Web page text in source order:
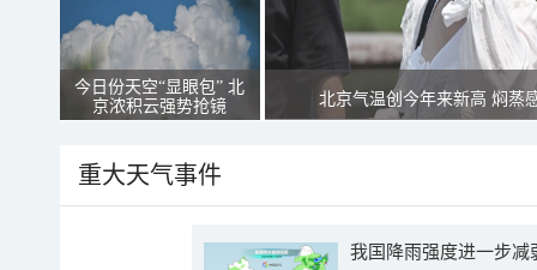
今日份天空“显眼包” 北
京浓积云强势抢镜
北京气温创今年来新高 焖蒸
重大天气事件